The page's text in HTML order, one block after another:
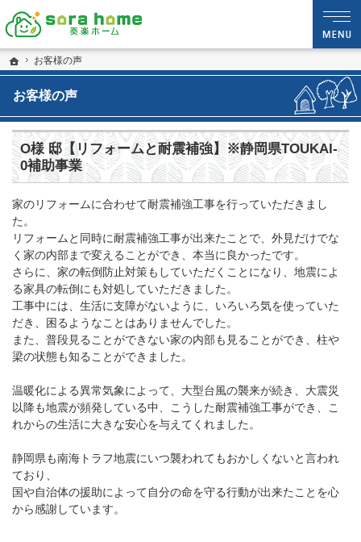
ホーム
お客様の声
お客様の声
静岡・沼津市の新築・注文住宅・新築戸建てなら夢を現実にする工務店のsora
sora home 奏楽ホーム‐静岡・沼津市の新築・注文住宅・新築戸建てなら工務店の
O様 邸【リフォームと耐震補強】※静岡県TOUKAI-
0補助事業
家のリフォームに合わせて耐震補強工事を行っていただきまし
た。
リフォームと同時に耐震補強工事が出来たことで、外見だけでな
く家の内部まで変えることができ、本当に良かったです。
さらに、家の転倒防止対策もしていただくことになり、地震によ
る家具の転倒にも対処していただきました。
工事中には、生活に支障がないように、いろいろ気を使っていた
だき、困るようなことはありませんでした。
また、普段見ることができない家の内部も見ることができ、柱や
梁の状態も知ることができました。
温暖化による異常気象によって、大型台風の襲来が続き、大震災
以降も地震が頻発している中、こうした耐震補強工事ができ、こ
れからの生活に大きな安心を与えてくれました。
静岡県も南海トラフ地震にいつ襲われてもおかしくないと言われ
ており、
国や自治体の援助によって自分の命を守る行動が出来たことを心
から感謝しています。